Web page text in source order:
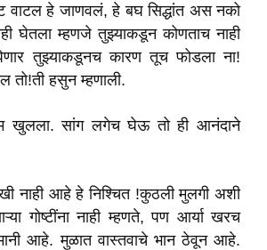
वाटल हे जाणवलं, हे बघ सिद्धांत अस नको
घेतला म्हणजे तुझ्याकडून कोणताच नाही
तुझ्याकडूनच कारण तूच फोडला ना!
तो!ती हसुन म्हणाली.
खुलला. सांग लगेच घेऊ तो ही आनंदाने
नाही आहे हे निश्चित !कुठली मुलगी अशी
गोष्टींना नाही म्हणते, पण आर्या खरच
आहे. मुळात वास्तवाचे भान ठेवून आहे.